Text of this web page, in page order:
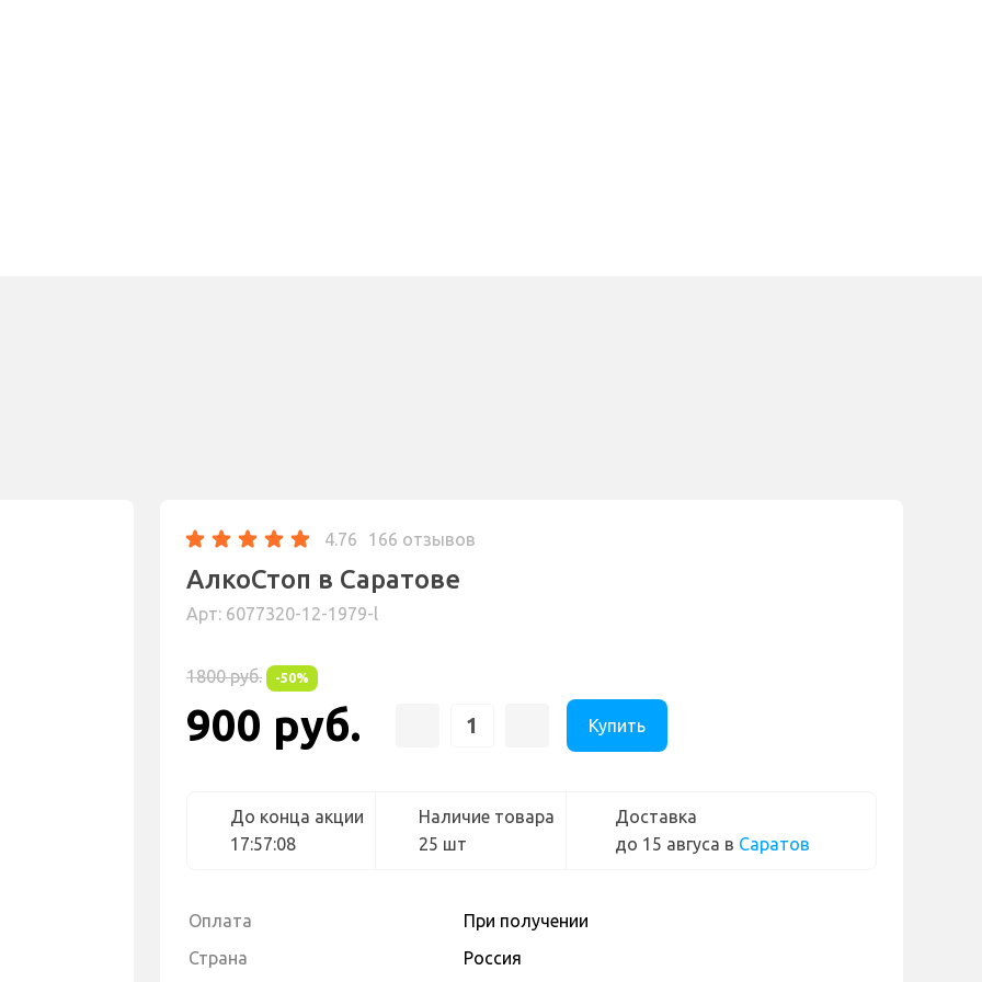
4.76 166 отзывов
АлкоСтоп в Саратове
Арт: 6077320-12-1979-l
1800 руб. -50%
900 руб. Купить
До конца акции
17:57:07
Наличие товара
25 шт
Доставка
до 15 авгуса в Саратов
Оплата
При получении
Страна
Россия